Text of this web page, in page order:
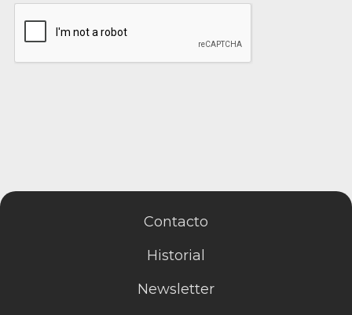
Contacto
Historial
Newsletter